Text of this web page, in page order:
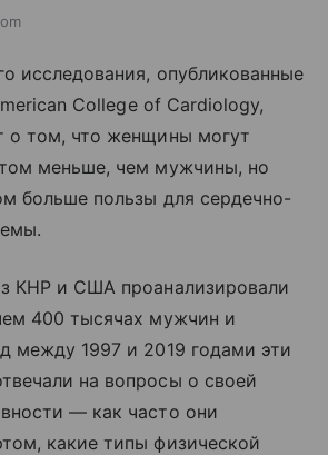
исследования, опубликованные
College of Cardiology,
о том, что женщины могут
меньше, чем мужчины, но
больше пользы для сердечно-
КНР и США проанализировали
400 тысячах мужчин и
между 1997 и 2019 годами эти
на вопросы о своей
— как часто они
какие типы физической